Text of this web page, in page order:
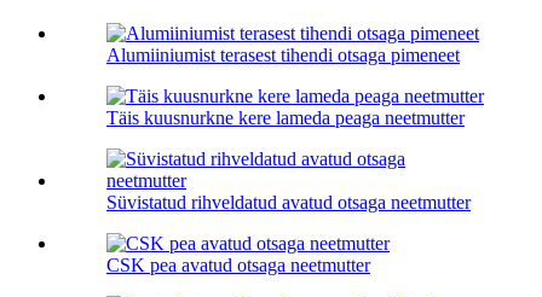
Alumiiniumist terasest tihendi otsaga pimeneet
Täis kuusnurkne kere lameda peaga neetmutter
Süvistatud rihveldatud avatud otsaga neetmutter
CSK pea avatud otsaga neetmutter